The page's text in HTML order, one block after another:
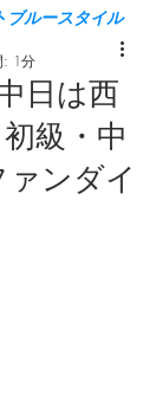
ルースタイル
日は西
級・中
ンダイ
: 1分